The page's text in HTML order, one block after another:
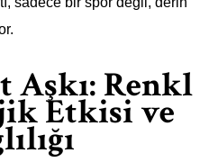
Aşkı: Renkl
Etkisi ve